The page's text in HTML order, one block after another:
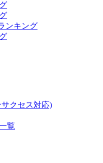
ンキング
クセス対応)
覧